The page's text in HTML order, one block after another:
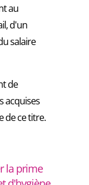
au
d'un
salaire
de
acquises
de ce titre.
la prime